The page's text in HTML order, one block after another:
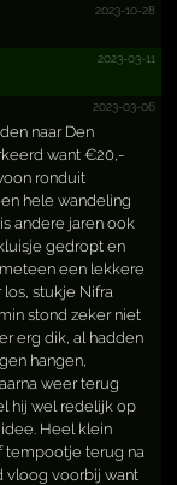
2023-10-28
2023-03-11
2023-03-06
naar Den
want €20,-
ronduit
hele wandeling
andere jaren ook
gedropt en
een lekkere
stukje Nifra
stond zeker niet
erg dik, al hadden
hangen,
weer terug
hij wel redelijk op
Heel klein
tempootje terug na
vloog voorbij want